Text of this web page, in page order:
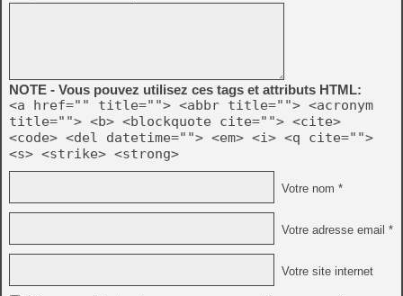
NOTE - Vous pouvez utilisez ces tags et attributs HTML:
<a href="" title=""> <abbr title=""> <acronym
title=""> <b> <blockquote cite=""> <cite>
<code> <del datetime=""> <em> <i> <q cite="">
<s> <strike> <strong>
Votre nom *
Votre adresse email *
Votre site internet